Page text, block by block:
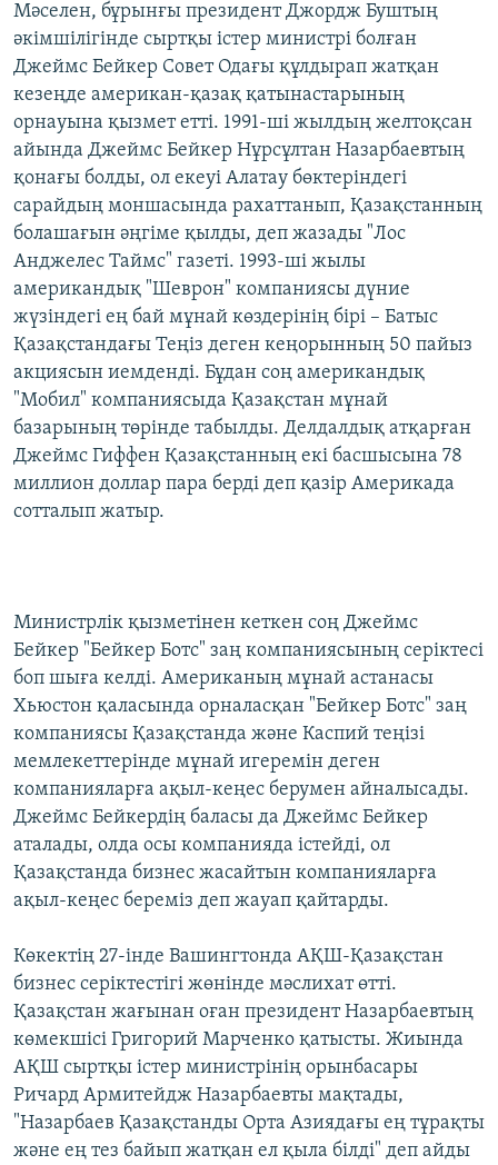
Мәселен, бұрынғы президент Джордж Буштың
әкімшілігінде сыртқы істер министрі болған
Джеймс Бейкер Совет Одағы құлдырап жатқан
кезеңде американ-қазақ қатынастарының
орнауына қызмет етті. 1991-ші жылдың желтоқсан
айында Джеймс Бейкер Нұрсұлтан Назарбаевтың
қонағы болды, ол екеуі Алатау бөктеріндегі
сарайдың моншасында рахаттанып, Қазақстанның
болашағын әңгіме қылды, деп жазады "Лос
Анджелес Таймс" газеті. 1993-ші жылы
американдық "Шеврон" компаниясы дүние
жүзіндегі ең бай мұнай көздерінің бірі – Батыс
Қазақстандағы Теңіз деген кеңорынның 50 пайыз
акциясын иемденді. Бұдан соң американдық
"Мобил" компаниясыда Қазақстан мұнай
базарының төрінде табылды. Делдалдық атқарған
Джеймс Гиффен Қазақстанның екі басшысына 78
миллион доллар пара берді деп қазір Америкада
сотталып жатыр.
Министрлік қызметінен кеткен соң Джеймс
Бейкер "Бейкер Ботс" заң компаниясының серіктесі
боп шыға келді. Американың мұнай астанасы
Хьюстон қаласында орналасқан "Бейкер Ботс" заң
компаниясы Қазақстанда және Каспий теңізі
мемлекеттерінде мұнай игеремін деген
компанияларға ақыл-кеңес берумен айналысады.
Джеймс Бейкердің баласы да Джеймс Бейкер
аталады, олда осы компанияда істейді, ол
Қазақстанда бизнес жасайтын компанияларға
ақыл-кеңес береміз деп жауап қайтарды.
Көкектің 27-інде Вашингтонда АҚШ-Қазақстан
бизнес серіктестігі жөнінде мәслихат өтті.
Қазақстан жағынан оған президент Назарбаевтың
көмекшісі Григорий Марченко қатысты. Жиында
АҚШ сыртқы істер министрінің орынбасары
Ричард Армитейдж Назарбаевты мақтады,
"Назарбаев Қазақстанды Орта Азиядағы ең тұрақты
және ең тез байып жатқан ел қыла білді" деп айды